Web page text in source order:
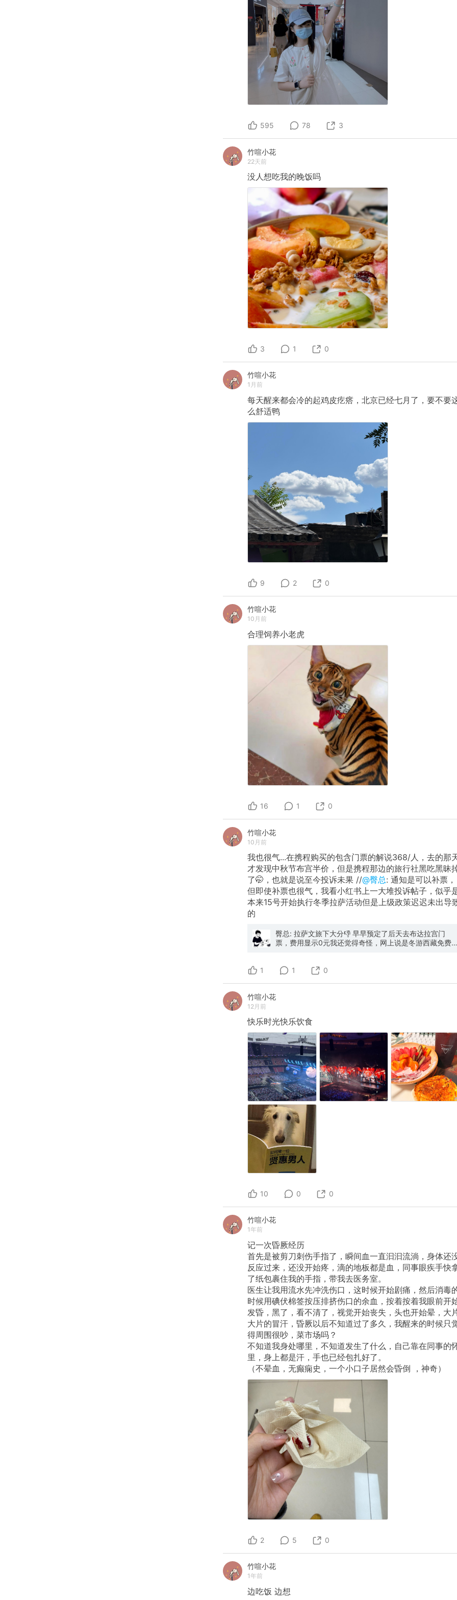
595 78 3
竹喧小花
22天前
没人想吃我的晚饭吗
3 1 0
竹喧小花
1月前
每天醒来都会冷的起鸡皮疙瘩，北京已经七月了，要不要
么舒适鸭
9 2 0
竹喧小花
10月前
合理饲养小老虎
16 1 0
竹喧小花
10月前
我也很气...在携程购买的包含门票的解说368/人，去的那
才发现中秋节布宫半价，但是携程那边的旅行社黑吃黑昧
了🤭，也就是说至今投诉未果 //@臀总: 通知是可以补票，
但即使补票也很气，我看小红书上一大堆投诉帖子，似乎
本来15号开始执行冬季拉萨活动但是上级政策迟迟未出导
的
臀总: 拉萨文旅下大分👎 早早预定了后天去布达拉宫门
票，费用显示0元我还觉得奇怪，网上说是冬游西藏免费
发现？？ 大无语，现在已经预约不到后天的门票了，拉萨
1 1 0
竹喧小花
12月前
快乐时光快乐饮食
10 0 0
竹喧小花
1年前
记一次昏厥经历
首先是被剪刀刺伤手指了，瞬间血一直汩汩流淌，身体还
反应过来，还没开始疼，滴的地板都是血，同事眼疾手快
了纸包裹住我的手指，带我去医务室。
医生让我用流水先冲洗伤口，这时候开始剧痛，然后消毒
时候用碘伏棉签按压排挤伤口的余血，按着按着我眼前开
发昏，黑了，看不清了，视觉开始丧失，头也开始晕，大
大片的冒汗，昏厥以后不知道过了多久，我醒来的时候只
得周围很吵，菜市场吗？
不知道我身处哪里，不知道发生了什么，自己靠在同事的
里，身上都是汗，手也已经包扎好了。
（不晕血，无癫痫史，一个小口子居然会昏倒
，神奇）
2 5 0
竹喧小花
1年前
边吃饭 边想